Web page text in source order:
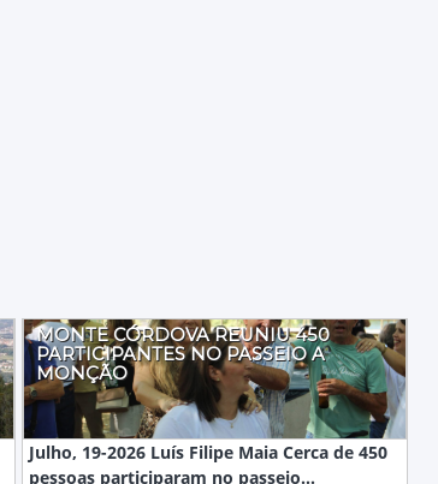
MONTE CÓRDOVA REUNIU 450
PARTICIPANTES NO PASSEIO A
MONÇÃO
Julho, 19-2026 Luís Filipe Maia Cerca de 450
pessoas participaram no passeio...